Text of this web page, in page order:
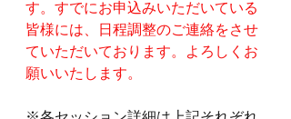
す。すでにお申込みいただいている
皆様には、日程調整のご連絡をさせ
ていただいております。よろしくお
願いいたします。